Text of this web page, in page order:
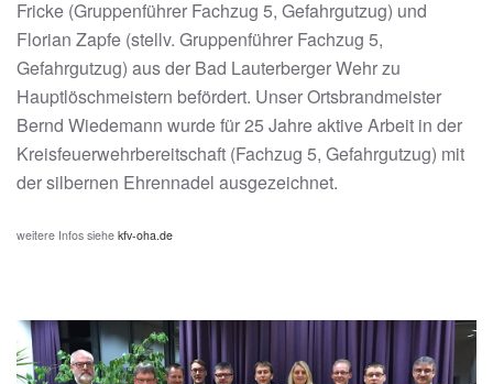
Fricke (Gruppenführer Fachzug 5, Gefahrgutzug) und
Florian Zapfe (stellv. Gruppenführer Fachzug 5,
Gefahrgutzug) aus der Bad Lauterberger Wehr zu
Hauptlöschmeistern befördert. Unser Ortsbrandmeister
Bernd Wiedemann wurde für 25 Jahre aktive Arbeit in der
Kreisfeuerwehrbereitschaft (Fachzug 5, Gefahrgutzug) mit
der silbernen Ehrennadel ausgezeichnet.
weitere Infos siehe kfv-oha.de